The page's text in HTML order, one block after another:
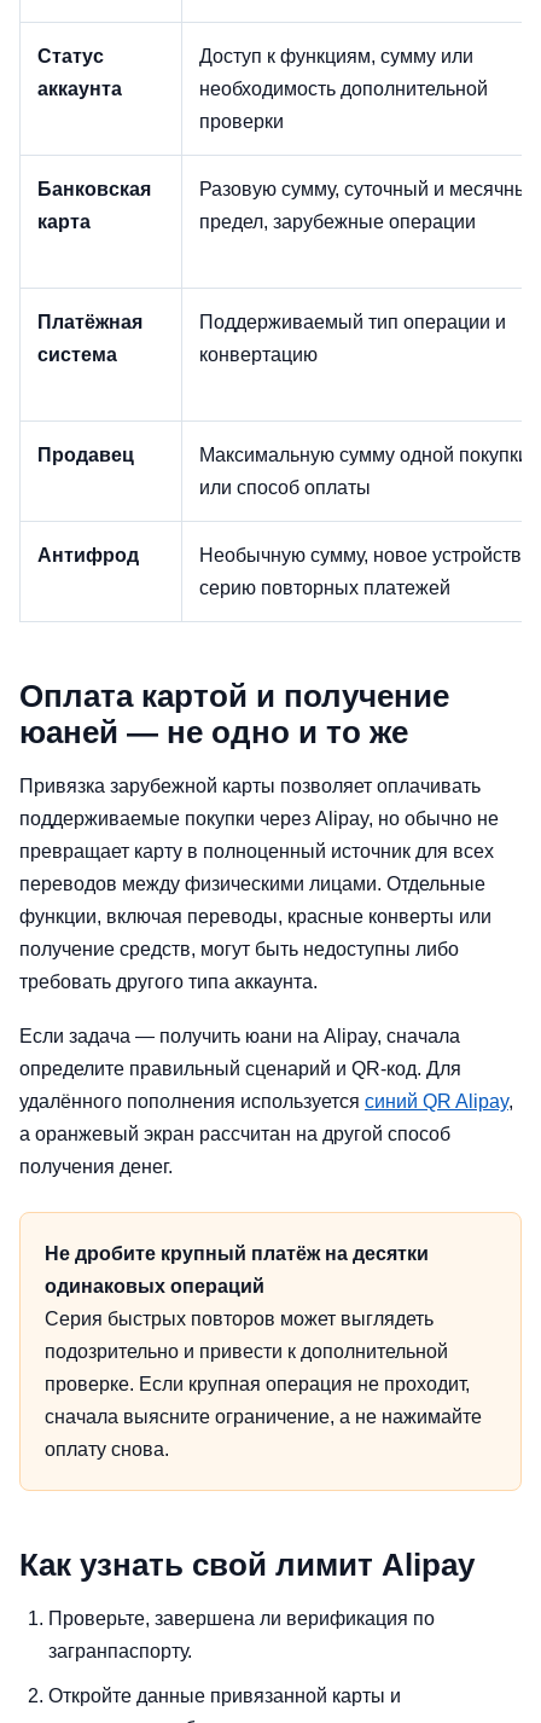
Статус
аккаунта
Доступ к функциям, сумму или
необходимость дополнительной
проверки
Банковская
карта
Разовую сумму, суточный и месячный
предел, зарубежные операции
Платёжная
система
Поддерживаемый тип операции и
конвертацию
Продавец
Максимальную сумму одной покупки
или способ оплаты
Антифрод
Необычную сумму, новое устройство,
серию повторных платежей
Оплата картой и получение
юаней — не одно и то же
Привязка зарубежной карты позволяет оплачивать
поддерживаемые покупки через Alipay, но обычно не
превращает карту в полноценный источник для всех
переводов между физическими лицами. Отдельные
функции, включая переводы, красные конверты или
получение средств, могут быть недоступны либо
требовать другого типа аккаунта.
Если задача — получить юани на Alipay, сначала
определите правильный сценарий и QR-код. Для
удалённого пополнения используется синий QR Alipay,
а оранжевый экран рассчитан на другой способ
получения денег.
Не дробите крупный платёж на десятки
одинаковых операций
Серия быстрых повторов может выглядеть
подозрительно и привести к дополнительной
проверке. Если крупная операция не проходит,
сначала выясните ограничение, а не нажимайте
оплату снова.
Как узнать свой лимит Alipay
Проверьте, завершена ли верификация по
загранпаспорту.
Откройте данные привязанной карты и